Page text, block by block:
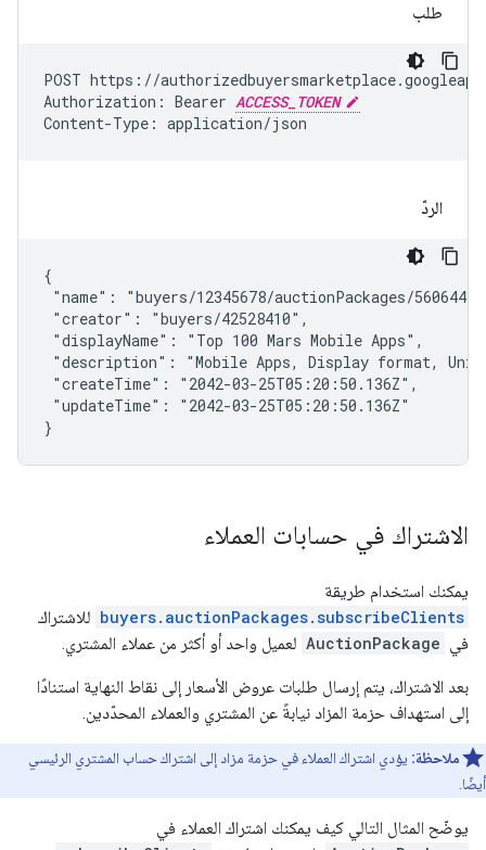
طلب
POST https://
Authorization: Bearer ACCESS_TOKEN
Content-Type: application/json
الردّ
{
"name": "buyers/12345678/auctionPackages/
"creator": "buyers/42528410",
"displayName": "Top 100 Mars Mobile Apps",
"description": "Mobile Apps, Display format,
"createTime": "2042-03-25T05:20:50.136Z",
"updateTime": "2042-03-25T05:20:50.136Z"
}
الاشتراك في حسابات العملاء
يمكنك استخدام طريقة
buyers.auctionPackages.subscribeClients للاشتراك
في AuctionPackage لعميل واحد أو أكثر من عملاء المشتري.
بعد الاشتراك، يتم إرسال طلبات عروض الأسعار إلى نقاط النهاية استنادًا
إلى استهداف حزمة المزاد نيابةً عن المشتري والعملاء المحدّدين.
ملاحظة: يؤدي اشتراك العملاء في حزمة مزاد إلى اشتراك حساب المشتري الرئيسي
أيضًا.
يوضّح المثال التالي كيف يمكنك اشتراك العملاء في